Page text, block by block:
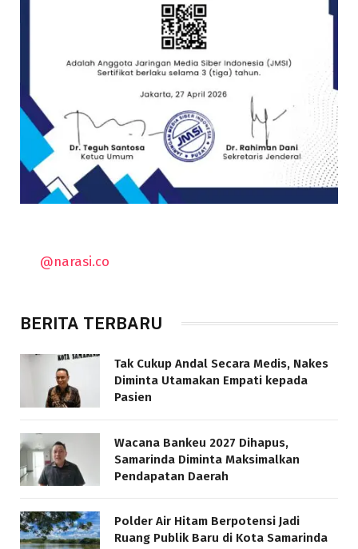
@narasi.co
BERITA TERBARU
Tak Cukup Andal Secara Medis, Nakes
Diminta Utamakan Empati kepada
Pasien
Wacana Bankeu 2027 Dihapus,
Samarinda Diminta Maksimalkan
Pendapatan Daerah
Polder Air Hitam Berpotensi Jadi
Ruang Publik Baru di Kota Samarinda